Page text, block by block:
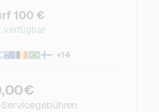
100 €
verfügbar
+14